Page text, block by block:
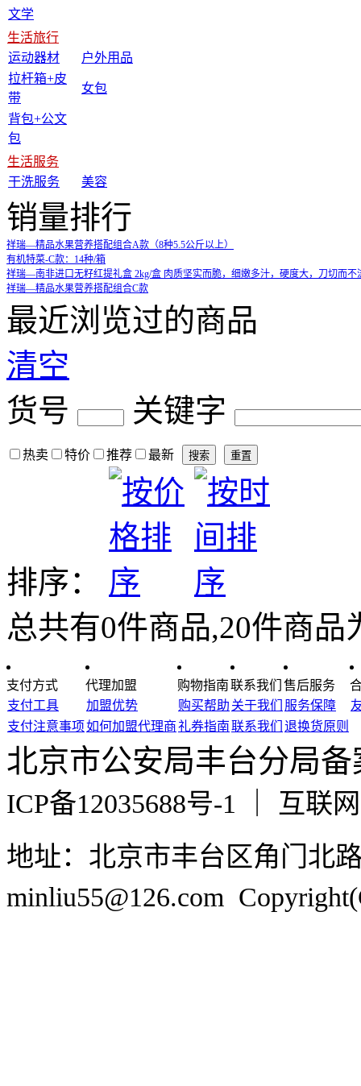
文学
生活旅行
运动器材
户外用品
拉杆箱+皮
带
女包
背包+公文
包
生活服务
干洗服务
美容
销量排行
祥瑞—精品水果营养搭配组合A款（8种5.5公斤以上）
有机特菜-C款：14种/箱
祥瑞—南非进口无籽红提礼盒 2kg/盒 肉质坚实而脆，细嫩多汁，硬度大，刀切而不
祥瑞—精品水果营养搭配组合C款
最近浏览过的商品
清空
货号
关键字
热卖 特价 推荐 最新
排序：
总共有0件商品,20件商品
支付方式
支付工具
支付注意事项
代理加盟
加盟优势
如何加盟代理商
购物指南
购买帮助
礼券指南
联系我们
关于我们
联系我们
售后服务
服务保障
退换货原则
北京市公安局丰台分局
ICP备12035688号-1 ｜ 互联
地址：北京市丰台区角门
minliu55@126.com